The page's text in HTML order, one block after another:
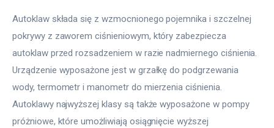
Autoklaw składa się z wzmocnionego pojemnika i szczelnej
pokrywy z zaworem ciśnieniowym, który zabezpiecza
autoklaw przed rozsadzeniem w razie nadmiernego ciśnienia.
Urządzenie wyposażone jest w grzałkę do podgrzewania
wody, termometr i manometr do mierzenia ciśnienia.
Autoklawy najwyższej klasy są także wyposażone w pompy
próżniowe, które umożliwiają osiągnięcie wyższej